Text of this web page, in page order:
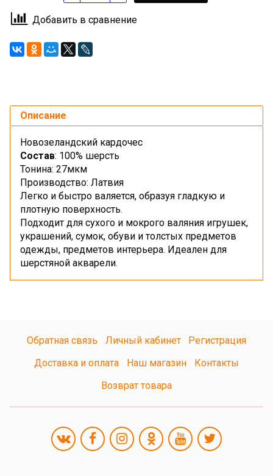
Добавить в сравнение
Описание
Новозеландский кардочес
Состав: 100% шерсть
Тонина: 27мкм
Производство: Латвия
Легко и быстро валяется, образуя гладкую и
плотную поверхность.
Подходит для сухого и мокрого валяния игрушек,
украшений, сумок, обуви и толстых предметов
одежды, предметов интерьера. Идеален для
шерстяной акварели.
Обратная связь Личный кабинет
Регистрация
Доставка и оплата
Наш магазин
Контакты
Возврат товара